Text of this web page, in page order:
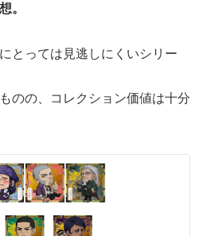
。
とっては見逃しにくいシリー
のの、コレクション価値は十分